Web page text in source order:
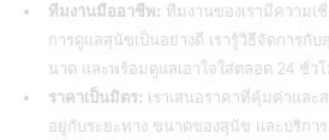
ทีมงานมืออาชีพ: ทีมงานของเรามีความ
การดูแลสุนัขเป็นอย่างดี เรารู้วิธีจัดการ
นาด และพร้อมดูแลเอาใจใส่ตลอด 24 ชั่วโ
ราคาเป็นมิตร: เราเสนอราคาที่คุ้มค่าแล
อยู่กับระยะทาง ขนาดของสุนัข และบริกา